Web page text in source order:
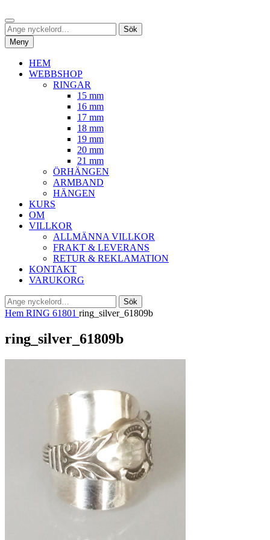
Hoppa
till
innehåll
Sök
Sök
efter:
Sök
Meny
HEM
WEBBSHOP
RINGAR
15 mm
16 mm
17 mm
18 mm
19 mm
20 mm
21 mm
ÖRHÄNGEN
ARMBAND
HÄNGEN
KURS
OM
VILLKOR
ALLMÄNNA VILLKOR
FRAKT & LEVERANS
RETUR & REKLAMATION
KONTAKT
VARUKORG
Sök
efter:
Sök
Hem RING 61801 ring_silver_61809b
ring_silver_61809b